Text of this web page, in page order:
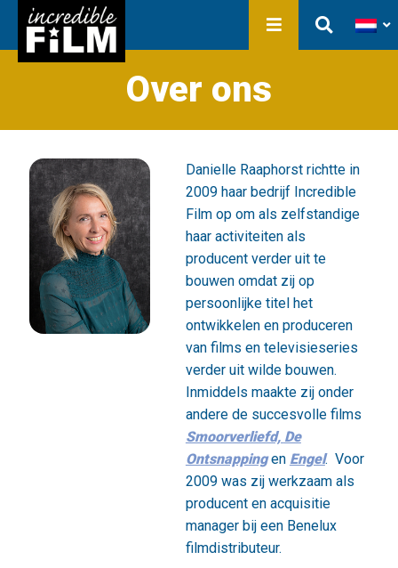
Film Production
In ontwikkeling
Producties
Bibliotheek
Over ons
Danielle Raaphorst richtte in
2009 haar bedrijf Incredible
Film op om als zelfstandige
haar activiteiten als
producent verder uit te
bouwen omdat zij op
persoonlijke titel het
ontwikkelen en produceren
van films en televisieseries
verder uit wilde bouwen.
Inmiddels maakte zij onder
andere de succesvolle films
Smoorverliefd, De
Ontsnappingen Engel. Voor
2009 was zij werkzaam als
producent en acquisitie
manager bij een Benelux
filmdistributeur.